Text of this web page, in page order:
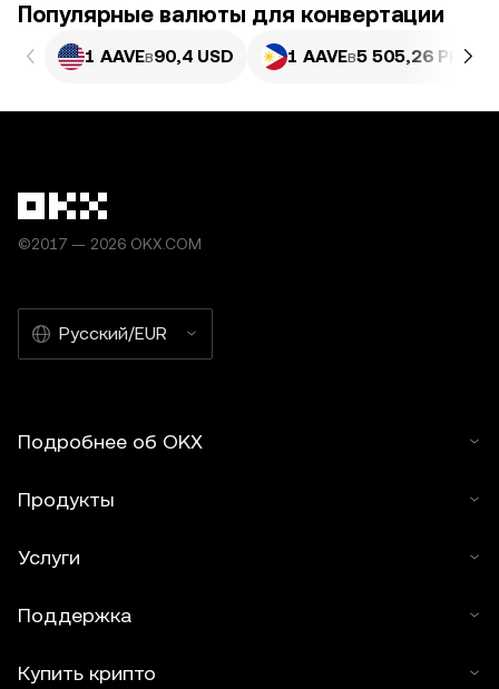
Популярные валюты для конвертации
1 AAVEв90,4 USD 1 AAVEв5 505,26 PHP
©2017 — 2026 OKX.COM
Русский/EUR
Подробнее об OKX
Продукты
Услуги
Поддержка
Купить крипто